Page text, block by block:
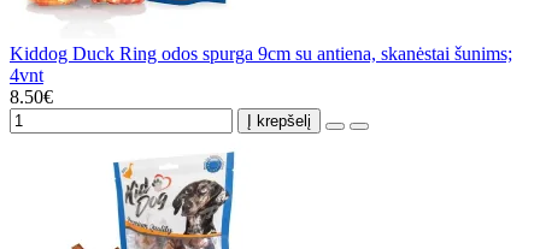
Kiddog Duck Ring odos spurga 9cm su antiena, skanėstai šunims;
4vnt
8.50€
Į krepšelį